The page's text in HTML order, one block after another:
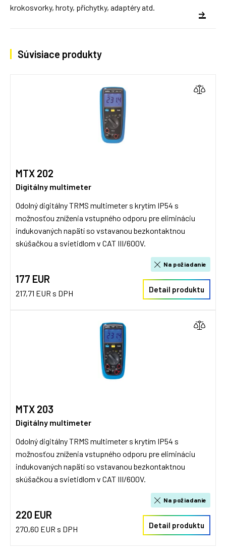
krokosvorky, hroty, příchytky, adaptéry atd.
Súvisiace produkty
MTX 202
Digitálny multimeter
Odolný digitálny TRMS multimeter s krytím IP54 s
možnosťou zníženia vstupného odporu pre elimináciu
indukovaných napätí so vstavanou bezkontaktnou
skúšačkou a svietidlom v CAT III/600V.
177 EUR
217,71 EUR s DPH
Na požiadanie
Detail produktu
MTX 203
Digitálny multimeter
Odolný digitálny TRMS multimeter s krytím IP54 s
možnosťou zníženia vstupného odporu pre elimináciu
indukovaných napätí so vstavanou bezkontaktnou
skúšačkou a svietidlom v CAT III/600V.
220 EUR
270,60 EUR s DPH
Na požiadanie
Detail produktu